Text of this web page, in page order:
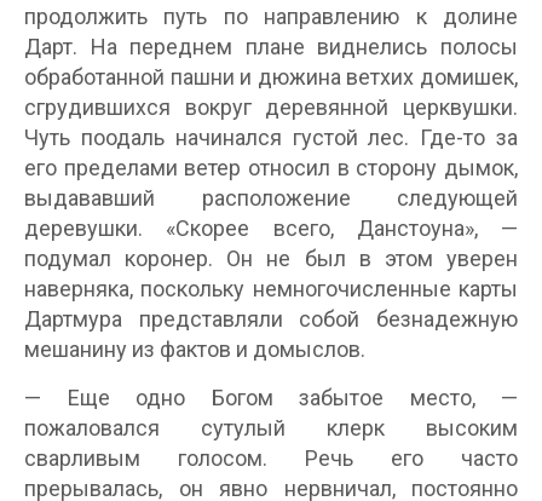
продолжить путь по направлению к долине
Дарт. На переднем плане виднелись полосы
обработанной пашни и дюжина ветхих домишек,
сгрудившихся вокруг деревянной церквушки.
Чуть поодаль начинался густой лес. Где-то за
его пределами ветер относил в сторону дымок,
выдававший расположение следующей
деревушки. «Скорее всего, Данстоуна», —
подумал коронер. Он не был в этом уверен
наверняка, поскольку немногочисленные карты
Дартмура представляли собой безнадежную
мешанину из фактов и домыслов.
— Еще одно Богом забытое место, —
пожаловался сутулый клерк высоким
сварливым голосом. Речь его часто
прерывалась, он явно нервничал, постоянно